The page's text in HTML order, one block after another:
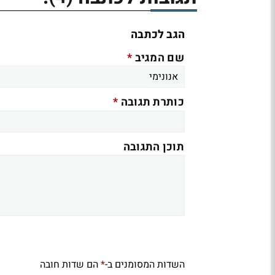
הגב לכתבה
שם המגיב*
כותרת תגובה *
תוכן התגובה
השדות המסומנים ב-*הם שדות חובה